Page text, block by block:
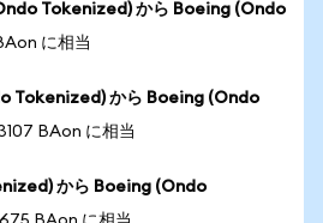
Tokenized) から Boeing (Ondo
に相当
Tokenized) から Boeing (Ondo
BAon に相当
から Boeing (Ondo